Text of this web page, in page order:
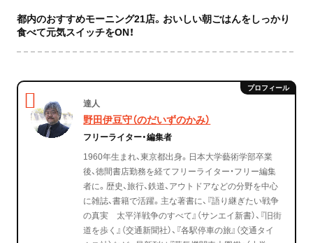
都内のおすすめモーニング21店。おいしい朝ごはんをしっかり
食べて元気スイッチをON！
達人
野田伊豆守（のだいずのかみ）
フリーライター・編集者
1960年生まれ、東京都出身。日本大学藝術学部卒業
後、徳間書店勤務を経てフリーライター・フリー編集
者に。歴史、旅行、鉄道、アウトドアなどの分野を中心
に雑誌、書籍で活躍。主な著書に、『語り継ぎたい戦争
の真実 太平洋戦争のすべて』（サンエイ新書）、『旧街
道を歩く』（交通新聞社）、『各駅停車の旅』（交通タイ